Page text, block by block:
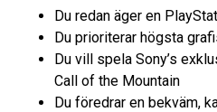
Du redan äger en
Du prioriterar högsta
Du vill spela Sony’s
Call of the Mountain
Du föredrar en bekväm,